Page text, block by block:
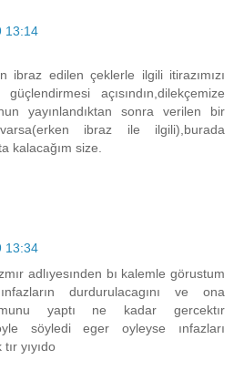
13:14
ibraz edilen çeklerle ilgili itirazımızı
güçlendirmesi açısındın,dilekçemize
yayınlandıktan sonra verilen bir
ibraz ile ilgili),burada
kalacağım size.
13:34
adlıyesınden bı kalemle görustum
durdurulacagını ve ona
yaptı ne kadar gercektır
söyledi eger oyleyse ınfazları
yıyıdo